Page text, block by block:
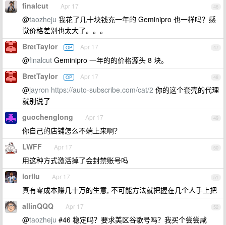
46
finalcut Apr 17
@taozheju 我花了几十块钱充一年的 Geminipro 也一样吗？感
觉价格差别也太大了。。。
47
BretTaylor OP Apr 17
@finalcut Geminipro 一年的的价格源头 8 块。
48
BretTaylor OP Apr 17
@jayron https://auto-subscribe.com/cat/2 你的这个套壳的代理
就别说了
49
guochenglong Apr 17
你自己的店铺怎么不端上来啊？
50
LWFF Apr 17
用这种方式激活掉了会封禁账号吗
51
iorilu Apr 17
真有零成本赚几十万的生意, 不可能方法就把握在几个人手上把
52
allinQQQ Apr 17
@taozheju #46 稳定吗？要求美区谷歌号吗？我买个尝尝咸